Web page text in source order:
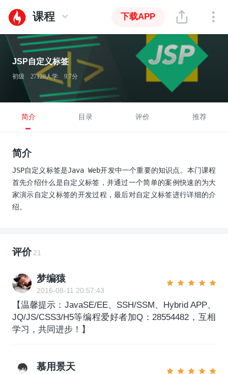
课程 下载APP
JSP自定义标签
初级 27128人学 9.7分
简介 目录 评价 推荐
简介
JSP自定义标签是Java Web开发中一个重要的知识点。本门课程
首先介绍什么是自定义标签，并通过一个简单的案例快速的为大
家演示自定义标签的开发过程，最后对自定义标签进行详细的介
绍。
评价 21
梦编猿
2016-08-11 20:57:43
【温馨提示：JavaSE/EE、SSH/SSM、Hybrid APP、
JQ/JS/CSS3/H5等编程爱好者加Q：28554482，互相
学习，共同进步！】
慕用景天